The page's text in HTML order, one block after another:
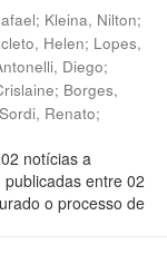
; Kleina, Nilton;
Helen; Lopes,
Diego;
; Borges,
Sordi, Renato;
notícias a
entre 02
o processo de